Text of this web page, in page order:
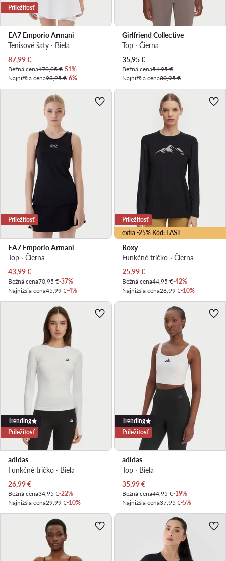
Príležitosť
EA7 Emporio Armani
Tenisové šaty · Biela
Aktuálna cena
87,99€
Bežná cena179,95 €-51%
Najnižšia cena93,95 €-6%
Girlfriend Collective
Top · Čierna
Aktuálna cena
35,95€
Bežná cena54,95 €
Najnižšia cena30,95 €
Príležitosť
EA7 Emporio Armani
Top · Čierna
Aktuálna cena
43,99€
Bežná cena70,95 €-37%
Najnižšia cena45,99 €-4%
extra -25% Kód: LAST
Príležitosť
Roxy
Funkčné tričko · Čierna
Aktuálna cena
25,99€
Bežná cena44,95 €-42%
Najnižšia cena28,99 €-10%
Trending
Príležitosť
adidas
Funkčné tričko · Biela
Aktuálna cena
26,99€
Bežná cena34,95 €-22%
Najnižšia cena29,99 €-10%
Trending
Príležitosť
adidas
Top · Biela
Aktuálna cena
35,99€
Bežná cena44,95 €-19%
Najnižšia cena37,95 €-5%